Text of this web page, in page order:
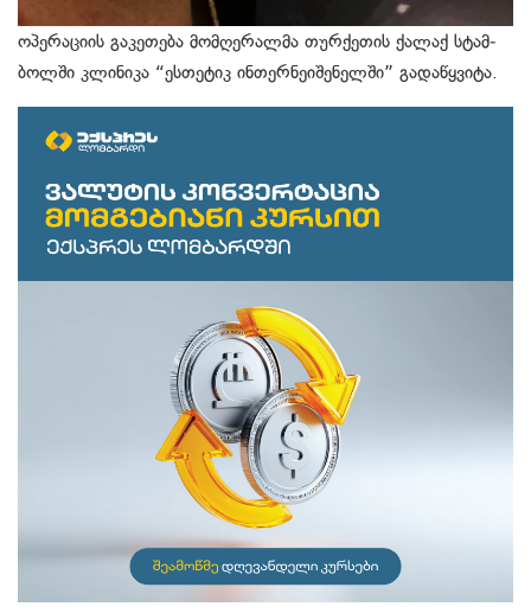
ოპე­რა­ცი­ის გა­კე­თე­ბა მომ­ღე­რალ­მა თურ­ქე­თის ქა­ლაქ სტამ­
ბოლ­ში კლი­ნი­კა “ეს­თე­ტიკ ინ­თერ­ნე­ი­შე­ნელ­ში” გა­და­წყვი­ტა.